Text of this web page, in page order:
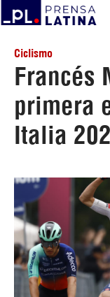
Ciclismo
Francés
primera
Italia